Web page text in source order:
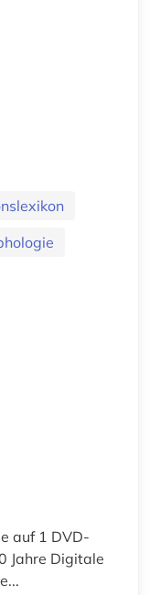
auf 1 DVD-
Jahre Digitale